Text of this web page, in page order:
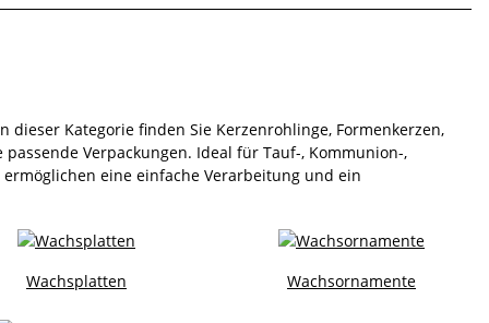
Kategorie finden Sie Kerzenrohlinge, Formenkerzen,
Verpackungen. Ideal für Tauf-, Kommunion-,
eine einfache Verarbeitung und ein
Wachsplatten Wachsornamente